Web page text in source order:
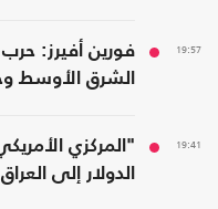
19:57
فورين أفيرز:
الشرق الأوسط
19:41
"المركزي
الدولار إلى العراق